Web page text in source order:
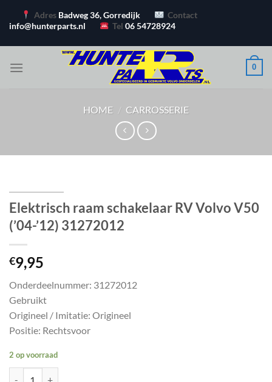
naar
Adres Badweg 36, Gorredijk
Contact
info@hunterparts.nl
Tel06 54728924
0
HOME / CARROSSERIE
Elektrisch raam schakelaar RV Volvo V50
(’04-’12) 31272012
€9,95
Onderdeelnummer: 31272012
Gebruikt
Origineel / Imitatie: Origineel
Positie: Rechtsvoor
2 op voorraad